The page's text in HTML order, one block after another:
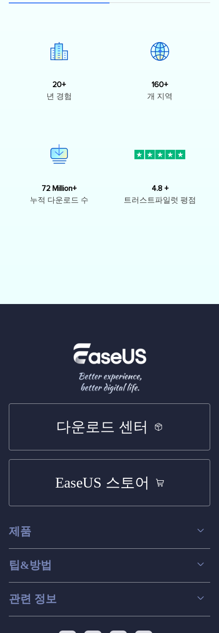
20+
년 경험
160+
개 지역
72 Million+
누적 다운로드 수
4.8 +
트러스트파일럿 평점
다운로드 센터
EaseUS 스토어
제품
데이터 복구
파티션 관리
스크린 레코더
팁&방법
컴퓨터 데이터 복구 팁
맥 데이터 복구 팁
관련 정보